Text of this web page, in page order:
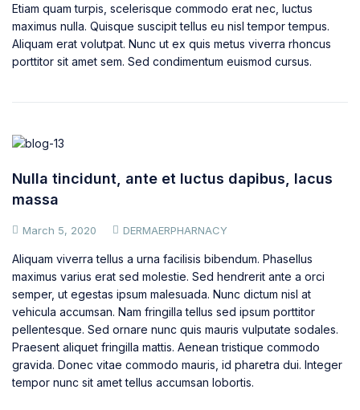
Etiam quam turpis, scelerisque commodo erat nec, luctus
maximus nulla. Quisque suscipit tellus eu nisl tempor tempus.
Aliquam erat volutpat. Nunc ut ex quis metus viverra rhoncus
porttitor sit amet sem. Sed condimentum euismod cursus.
Nulla tincidunt, ante et luctus dapibus, lacus
massa
March 5, 2020 DERMAERPHARNACY
Aliquam viverra tellus a urna facilisis bibendum. Phasellus
maximus varius erat sed molestie. Sed hendrerit ante a orci
semper, ut egestas ipsum malesuada. Nunc dictum nisl at
vehicula accumsan. Nam fringilla tellus sed ipsum porttitor
pellentesque. Sed ornare nunc quis mauris vulputate sodales.
Praesent aliquet fringilla mattis. Aenean tristique commodo
gravida. Donec vitae commodo mauris, id pharetra dui. Integer
tempor nunc sit amet tellus accumsan lobortis.